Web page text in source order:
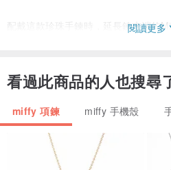
配戴這款珍珠手鍊時，延長鍊末端的
物料 | 背卡動物朋友
純銀 | 企鵝
純銀鍍18K金 | 黑白貓
純銀鍍玫瑰金 | 長頸鹿
閱讀更多
看過此商品的人也搜尋
miffy 項鍊 miffy 手機殼